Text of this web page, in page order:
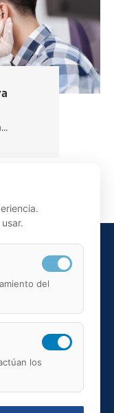
28027, Madrid
del
los